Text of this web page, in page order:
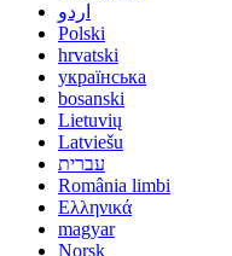
اردو
Polski
hrvatski
українська
bosanski
Lietuvių
Latviešu
עברית
România limbi
Ελληνικά
magyar
Norsk